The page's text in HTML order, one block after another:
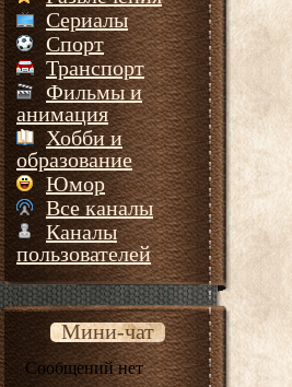
Сериалы
Спорт
Транспорт
Фильмы и
анимация
Хобби и
образование
Юмор
Все каналы
Каналы
пользователей
Мини-чат